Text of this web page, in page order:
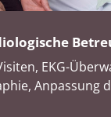
EKG-
Anpassung